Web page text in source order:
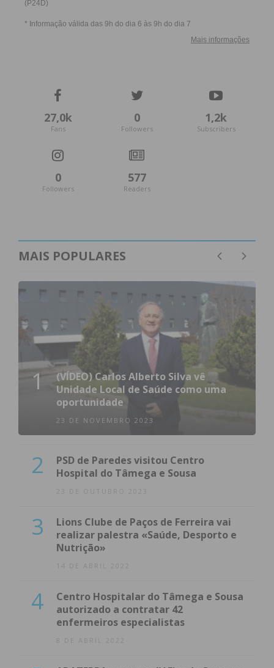
27,0k
Fans
0
Followers
1,2k
Subscribers
0
Followers
577
Readers
MAIS POPULARES
1
(VÍDEO) Carlos Alberto Silva vê
Unidade Local de Saúde como uma
oportunidade
23 DE NOVEMBRO 2023
2
PSD de Paredes visitou Centro
Hospital do Tâmega e Sousa
23 DE OUTUBRO 2023
3
Lions Clube de Paços de Ferreira vai
realizar palestra «Saúde, Desporto e
Nutrição»
14 DE ABRIL 2022
4
Centro Hospitalar do Tâmega e Sousa
autorizado a contratar 42
enfermeiros especialistas
8 DE ABRIL 2022